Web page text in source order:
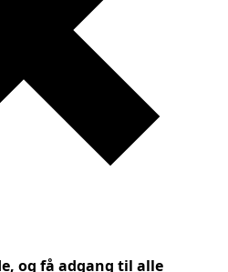
og få adgang til alle